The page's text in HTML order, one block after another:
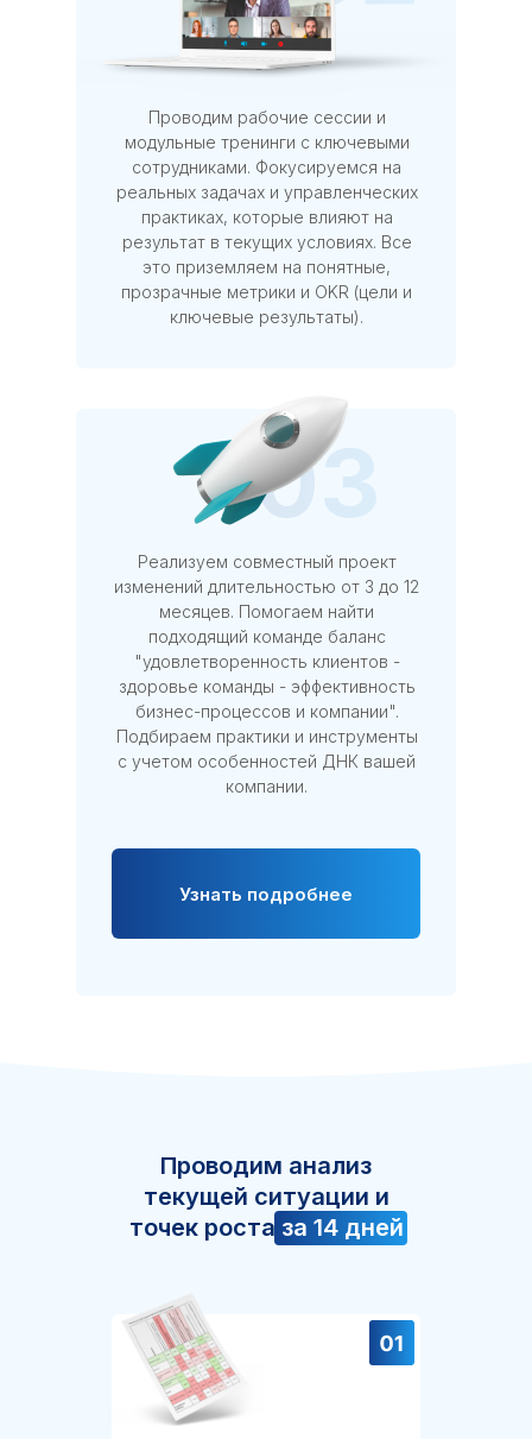
Проводим рабочие сессии и
модульные тренинги с ключевыми
сотрудниками. Фокусируемся на
реальных задачах и управленческих
практиках, которые влияют на
результат в текущих условиях. Все
это приземляем на понятные,
прозрачные метрики и OKR (цели и
ключевые результаты).
03
Реализуем совместный проект
изменений длительностью от 3 до 12
месяцев. Помогаем найти
подходящий команде баланс
"удовлетворенность клиентов -
здоровье команды - эффективность
бизнес-процессов и компании".
Подбираем практики и инструменты
с учетом особенностей ДНК вашей
компании.
Узнать подробнее
Проводим анализ
текущей ситуации и
точек роста за 14 дней